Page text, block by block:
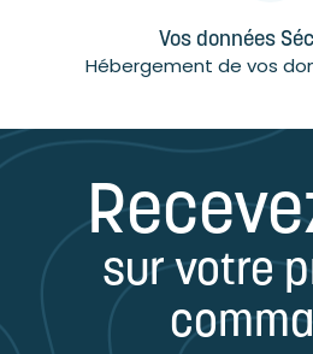
Vos données
Hébergement de vos
sur votre